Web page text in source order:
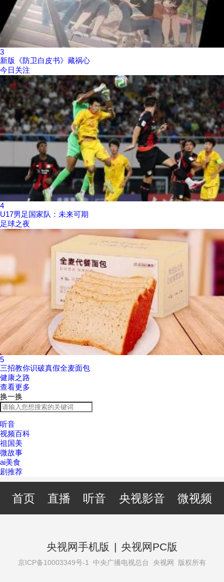
3
新版《防卫白皮书》藏祸心
今日关注
4
U17男足国家队：未来可期
足球之夜
5
三招教你识破真假全麦面包
健康之路
查看更多
换一换
听音
视频百科
祖国美
微故事
ai美食
剧推荐
首页 直播 听音 央视影音 微视频
央视网手机版 | 央视网PC版
京ICP备10003349号-1 中央广播电视总台 央视网 版权所有